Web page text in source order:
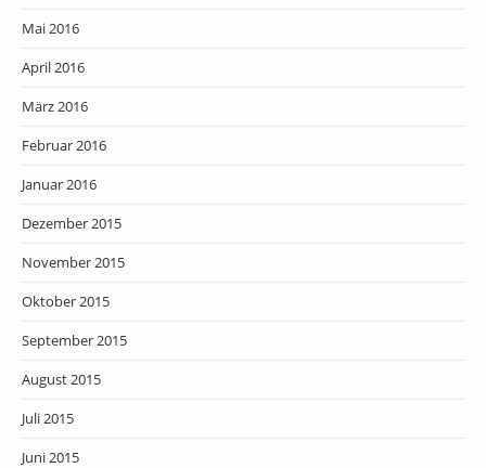
Mai 2016
April 2016
März 2016
Februar 2016
Januar 2016
Dezember 2015
November 2015
Oktober 2015
September 2015
August 2015
Juli 2015
Juni 2015